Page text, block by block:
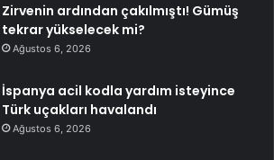
Zirvenin ardından çakılmıştı! Gümüş
tekrar yükselecek mi?
Ağustos 6, 2026
İspanya acil kodla yardım isteyince
Türk uçakları havalandı
Ağustos 6, 2026